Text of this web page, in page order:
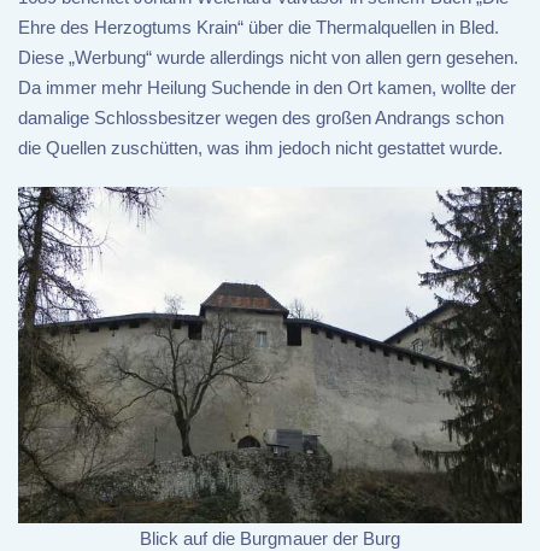
Ehre des Herzogtums Krain“ über die Thermalquellen in Bled.
Diese „Werbung“ wurde allerdings nicht von allen gern gesehen.
Da immer mehr Heilung Suchende in den Ort kamen, wollte der
damalige Schlossbesitzer wegen des großen Andrangs schon
die Quellen zuschütten, was ihm jedoch nicht gestattet wurde.
Blick auf die Burgmauer der Burg